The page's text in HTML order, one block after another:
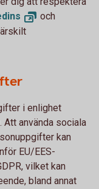
och
i enlighet
använda sociala
kan
EU/EES-
vilket kan
bland annat